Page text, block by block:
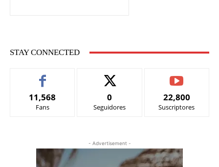
STAY CONNECTED
11,568
Fans
0
Seguidores
22,800
Suscriptores
- Advertisement -